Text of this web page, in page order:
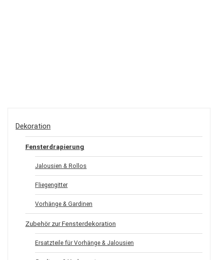
Dekoration
Fensterdrapierung
Jalousien & Rollos
Fliegengitter
Vorhänge & Gardinen
Zubehör zur Fensterdekoration
Ersatzteile für Vorhänge & Jalousien